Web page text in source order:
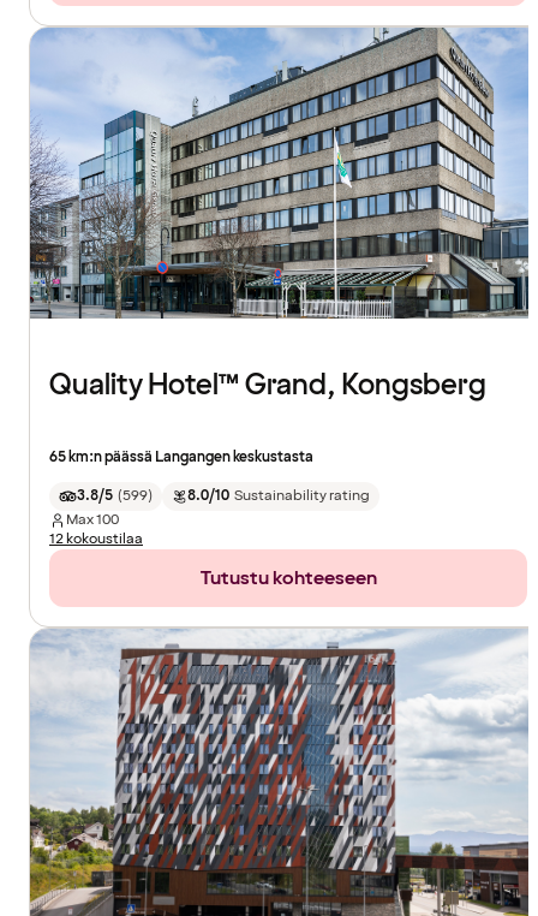
Quality Hotel™ Grand, Kongsberg
65 km:n päässä Langangen keskustasta
3.8/5 (599) 8.0/10 Sustainability rating
Max100
12 kokoustilaa
Tutustu kohteeseen